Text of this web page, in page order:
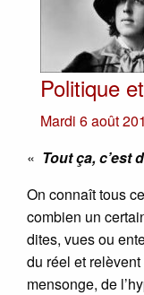
Politique
Mardi 6 août
« Tout ça, c’est
On connaît tous
combien un
dites, vues ou
du réel et
mensonge, de